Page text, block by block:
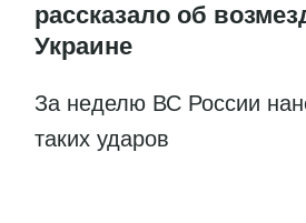
рассказало об
Украине
За неделю ВС России
таких ударов